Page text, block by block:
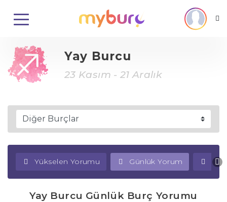
Yay Burcu
23 Kasım - 21 Aralık
Yükselen Yorumu Günlük Yorum
Yay Burcu Günlük Burç Yorumu